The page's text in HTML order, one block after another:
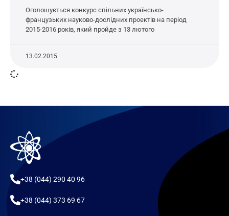
Оголошується конкурс спільних українсько-
французьких науково-дослідних проектів на період
2015-2016 років, який пройде з 13 лютого
13.02.2015
+38 (044) 290 40 96
+38 (044) 373 69 67